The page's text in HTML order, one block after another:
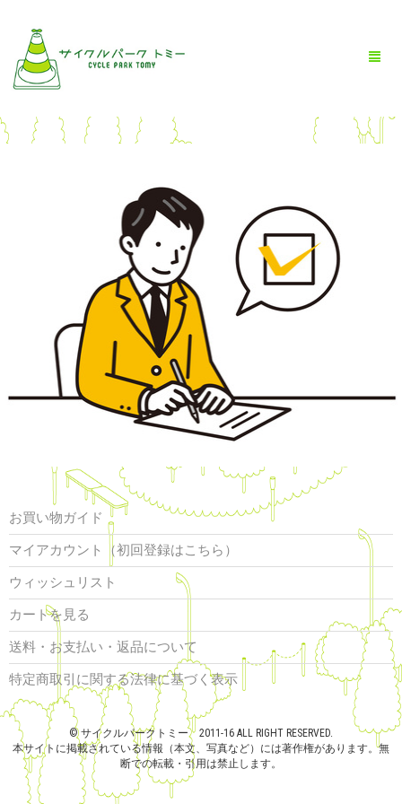
お問い合わせ
お買い物ガイド
マイアカウント（初回登録はこちら）
ウィッシュリスト
カートを見る
送料・お支払い・返品について
お買い物ガイド
マイアカウント（初回登録はこちら）
ウィッシュリスト
カートを見る
送料・お支払い・返品について
特定商取引に関する法律に基づく表示
© サイクルパークトミー 2011-16 ALL RIGHT RESERVED.
本サイトに掲載されている情報（本文、写真など）には著作権があります。無
断での転載・引用は禁止します。